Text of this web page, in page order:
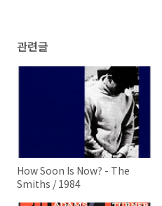
관련글
How Soon Is Now? - The
Smiths / 1984